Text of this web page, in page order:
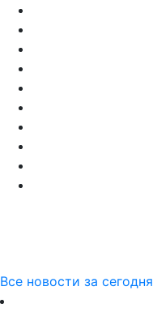
Все новости за сегодня